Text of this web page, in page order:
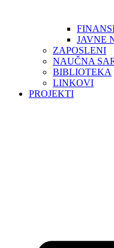
JAVNE
ZAPOSLENI
NAUČNA
BIBLIOTEKA
LINKOVI
PROJEKTI